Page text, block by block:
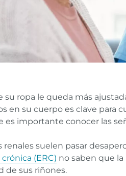
su ropa le queda más
en su cuerpo es clave para
es importante conocer las
renales suelen pasar
(ERC) no saben que
de sus riñones.